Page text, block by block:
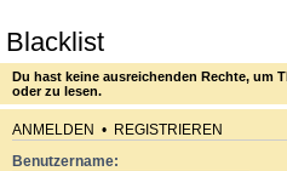
Blacklist
Du hast keine ausreichenden Rechte, um
oder zu lesen.
ANMELDEN • REGISTRIEREN
Benutzername: